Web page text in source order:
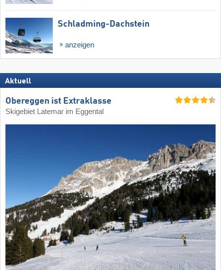
Schladming-Dachstein
anzeigen
Aktuell
Obereggen ist Extraklasse
Skigebiet Latemar im Eggental